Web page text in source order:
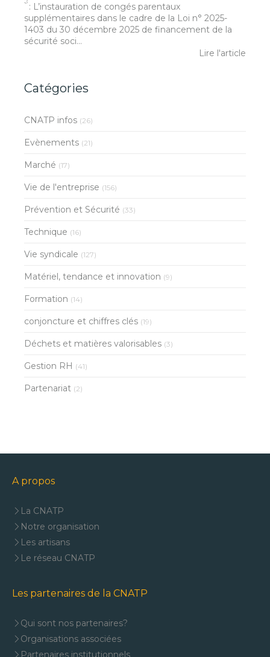
́́ ̀ : L’instauration de congés parentaux
supplémentaires dans le cadre de la Loi n° 2025-
1403 du 30 décembre 2025 de financement de la
sécurité soci...
Lire l'article
Catégories
CNATP infos (26)
Evènements (21)
Marché (17)
Vie de l'entreprise (156)
Prévention et Sécurité (33)
Technique (16)
Vie syndicale (127)
Matériel, tendance et innovation (9)
Formation (14)
conjoncture et chiffres clés (19)
Déchets et matières valorisables (3)
Gestion RH (41)
Partenariat (2)
A propos
La CNATP
Notre organisation
Les artisans
Le réseau CNATP
Les partenaires de la CNATP
Qui sont nos partenaires?
Organisations associées
Partenaires institutionnels